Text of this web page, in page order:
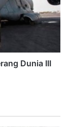
Dunia III